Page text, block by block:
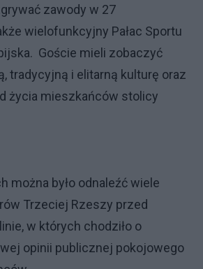
zawody w 27
wielofunkcyjny Pałac Sportu
Goście mieli zobaczyć
tradycyjną i elitarną kulturę oraz
życia mieszkańców stolicy
było odnaleźć wiele
Trzeciej Rzeszy przed
w których chodziło o
opinii publicznej pokojowego